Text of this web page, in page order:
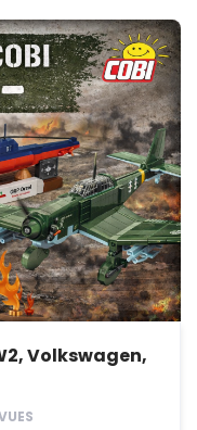
Volkswagen,